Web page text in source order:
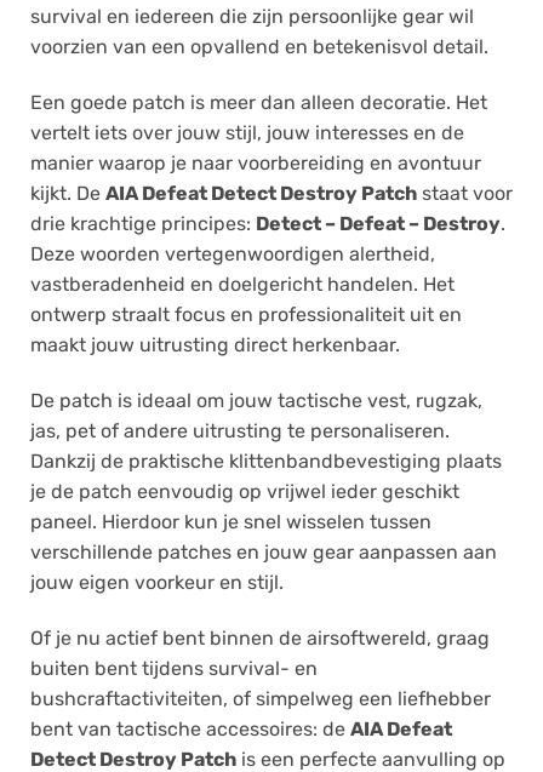
survival en iedereen die zijn persoonlijke gear wil
voorzien van een opvallend en betekenisvol detail.
Een goede patch is meer dan alleen decoratie. Het
vertelt iets over jouw stijl, jouw interesses en de
manier waarop je naar voorbereiding en avontuur
kijkt. De AIA Defeat Detect Destroy Patch staat voor
drie krachtige principes: Detect – Defeat – Destroy.
Deze woorden vertegenwoordigen alertheid,
vastberadenheid en doelgericht handelen. Het
ontwerp straalt focus en professionaliteit uit en
maakt jouw uitrusting direct herkenbaar.
De patch is ideaal om jouw tactische vest, rugzak,
jas, pet of andere uitrusting te personaliseren.
Dankzij de praktische klittenbandbevestiging plaats
je de patch eenvoudig op vrijwel ieder geschikt
paneel. Hierdoor kun je snel wisselen tussen
verschillende patches en jouw gear aanpassen aan
jouw eigen voorkeur en stijl.
Of je nu actief bent binnen de airsoftwereld, graag
buiten bent tijdens survival- en
bushcraftactiviteiten, of simpelweg een liefhebber
bent van tactische accessoires: de AIA Defeat
Detect Destroy Patch is een perfecte aanvulling op